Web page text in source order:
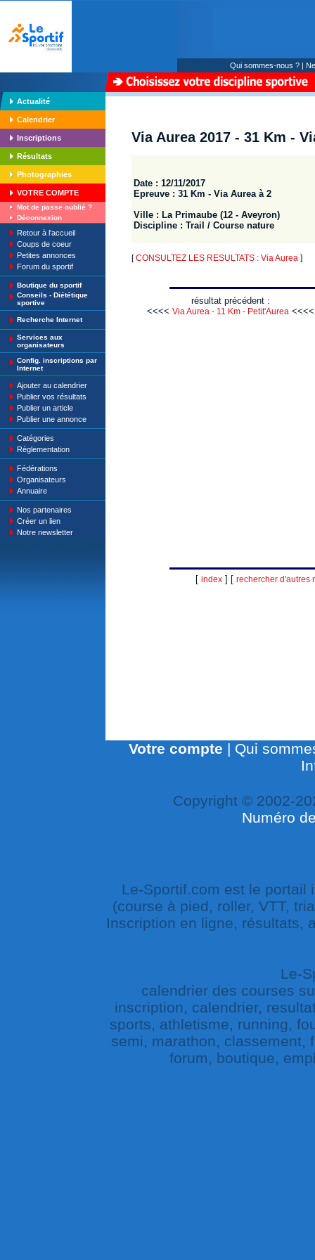
Qui sommes-nous ? |
Actualité
Calendrier
Inscriptions
Résultats
Photographies
VOTRE COMPTE
Mot de passe oublié ?
Déconnexion
Retour à l'accueil
Coups de coeur
Petites annonces
Forum du sportif
Boutique du sportif
Conseils - Diététique
sportive
Recherche Internet
Services aux
organisateurs
Config. inscriptions par
Internet
Ajouter au calendrier
Publier vos résultats
Publier un article
Publier une annonce
Catégories
Règlementation
Fédérations
Organisateurs
Annuaire
Nos partenaires
Créer un lien
Notre newsletter
Via Aurea 2017 - 31 Km -
Date : 12/11/2017
Epreuve : 31 Km - Via Aurea à 2
Ville : La Primaube (12 - Aveyron)
Discipline : Trail / Course nature
[CONSULTEZ LES RESULTATS : Via Aurea ]
résultat précédent :
<<<< Via Aurea - 11 Km - Petit'Aurea <<<<
[ index] [ rechercher d'autres
Votre compte | Qui
Copyright © 2002-
Numéro
Le-Sportif.com est le portail
(course à pied, roller, VTT,
Inscription en ligne, résultats,
Le-
calendrier des courses
inscription, calendrier,
sports, athletisme, running,
semi, marathon, classement,
forum, boutique,